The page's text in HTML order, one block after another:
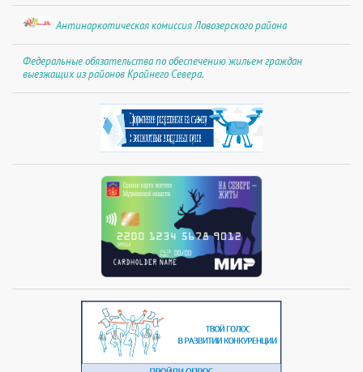
Антинаркотическая комиссия Ловозерского района
Федеральные обязательства по обеспечению жильем граждан
выезжащих из районов Крайнего Севера.